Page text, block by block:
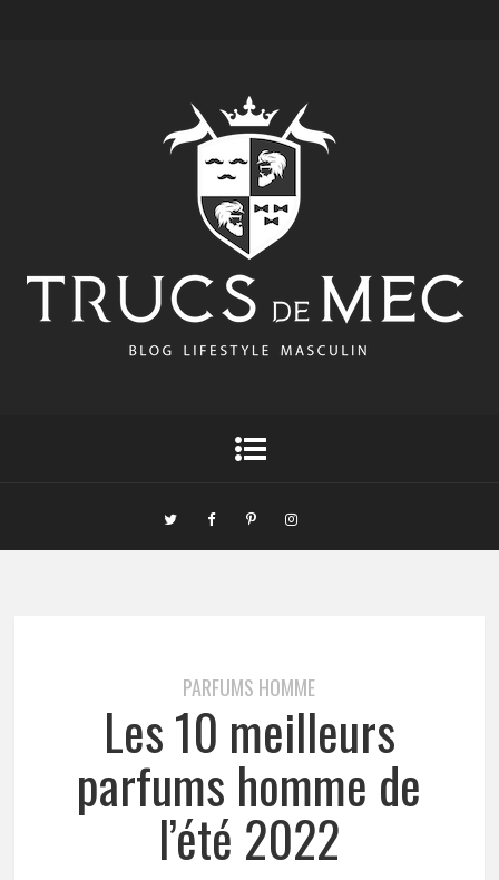
PARFUMS HOMME
Les 10 meilleurs
parfums homme de
l’été 2022